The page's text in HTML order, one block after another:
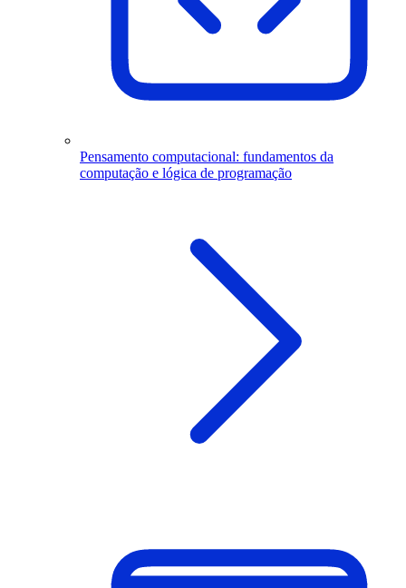
Pensamento computacional: fundamentos da
computação e lógica de programação